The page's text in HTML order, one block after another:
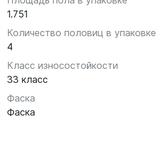
1.751
Количество половиц в упаковке
4
Класс износостойкости
33 класс
Фаска
Фаска